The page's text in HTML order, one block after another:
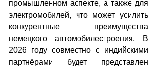
промышленном аспекте, а также для
электромобилей, что может усилить
конкурентные преимущества
немецкого автомобилестроения. В
2026 году совместно с индийскими
партнёрами будет представлен